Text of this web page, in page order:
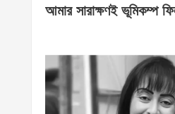
আমার সারাক্ষণই ভূমিকম্প